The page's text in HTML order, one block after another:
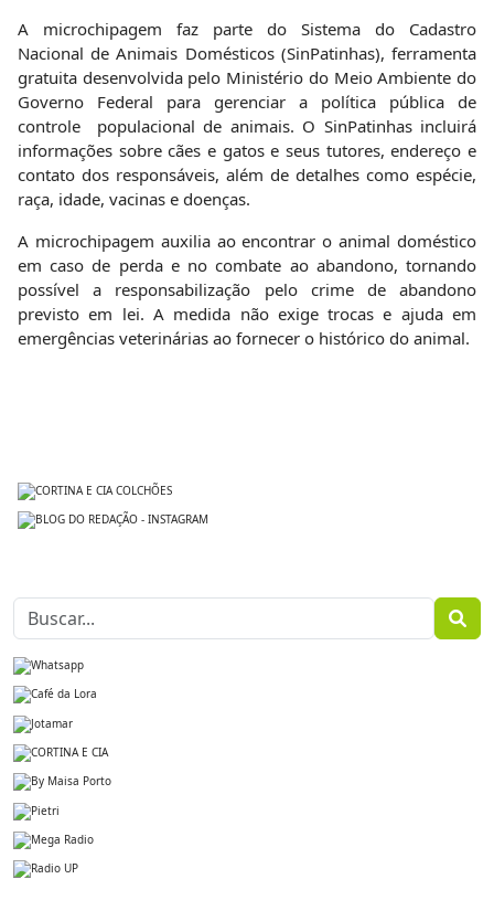
A microchipagem faz parte do Sistema do Cadastro
Nacional de Animais Domésticos (SinPatinhas), ferramenta
gratuita desenvolvida pelo Ministério do Meio Ambiente do
Governo Federal para gerenciar a política pública de
controle populacional de animais. O SinPatinhas incluirá
informações sobre cães e gatos e seus tutores, endereço e
contato dos responsáveis, além de detalhes como espécie,
raça, idade, vacinas e doenças.
A microchipagem auxilia ao encontrar o animal doméstico
em caso de perda e no combate ao abandono, tornando
possível a responsabilização pelo crime de abandono
previsto em lei. A medida não exige trocas e ajuda em
emergências veterinárias ao fornecer o histórico do animal.